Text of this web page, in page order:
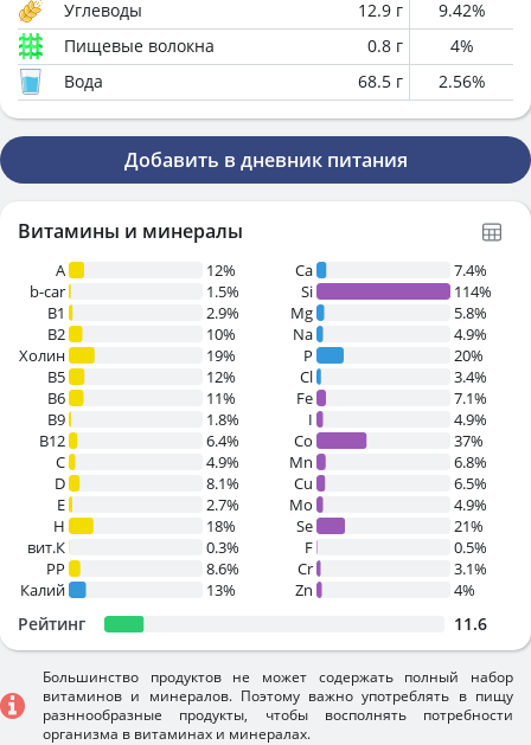
Углеводы
12.9 г 9.42%
Пищевые волокна
0.8 г 4%
Вода
68.5 г 2.56%
Добавить в дневник питания
Витамины и минералы
A
12%
b-car
1.5%
В1
2.9%
B2
10%
Холин
19%
B5
12%
B6
11%
B9
1.8%
B12
6.4%
C
4.9%
D
8.1%
E
2.7%
H
18%
вит.К
0.3%
PP
8.6%
Калий
13%
Ca
7.4%
Si
114%
Mg
5.8%
Na
4.9%
P
20%
Cl
3.4%
Fe
7.1%
I
4.9%
Co
37%
Mn
6.8%
Cu
6.5%
Mo
4.9%
Se
21%
F
0.5%
Cr
3.1%
Zn
4%
Рейтинг 11.6
Большинство продуктов не может содержать полный набор
витаминов и минералов. Поэтому важно употреблять в пищу
разннообразные продукты, чтобы восполнять потребности
организма в витаминах и минералах.